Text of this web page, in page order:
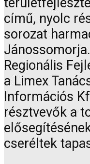
című, nyolc
sorozat
Regionális
a Limex
Információs
résztvevők a
cseréltek